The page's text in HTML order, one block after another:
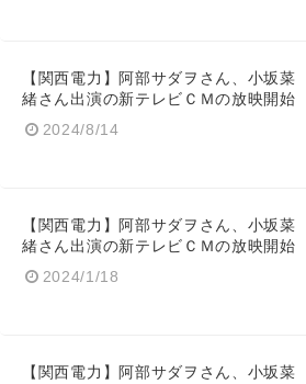
【関西電力】阿部サダヲさん、小坂菜
緒さん出演の新テレビＣＭの放映開始
2024/8/14
【関西電力】阿部サダヲさん、小坂菜
緒さん出演の新テレビＣＭの放映開始
2024/1/18
【関西電力】阿部サダヲさん、小坂菜